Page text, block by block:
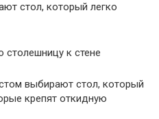
стол, который легко
к стене
выбирают стол, который
крепят откидную